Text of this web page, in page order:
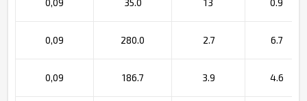
0,09 35.0 13 0.9
0,09 280.0 2.7 6.7
0,09 186.7 3.9 4.6